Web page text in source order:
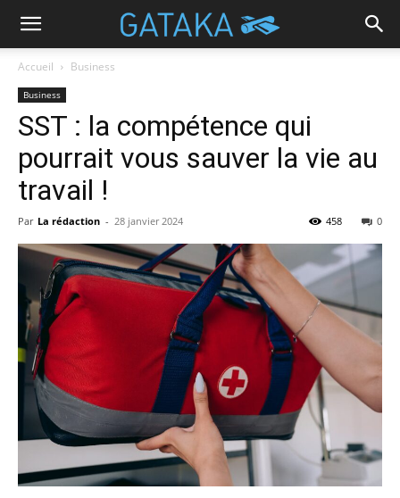
Accueil Business
Business
SST : la compétence qui
pourrait vous sauver la vie au
travail !
Par La rédaction - 28 janvier 2024 0
458